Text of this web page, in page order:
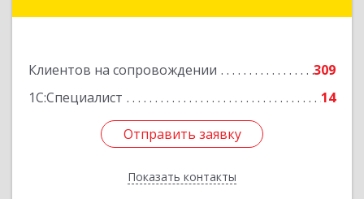
Клиентов на сопровождении
309
1С:Специалист
14
Отправить заявку
Показать контакты
Отправить заявку
Назад